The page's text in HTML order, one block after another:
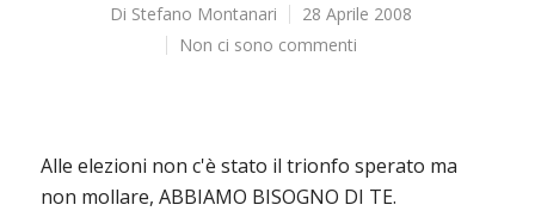
Di Stefano Montanari
28 Aprile 2008
Non ci sono commenti
Alle elezioni non c'è stato il trionfo sperato ma
non mollare, ABBIAMO BISOGNO DI TE.